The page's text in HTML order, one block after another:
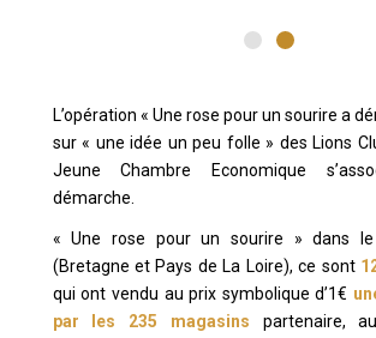
L’opération « Une rose pour un sourire a
sur « une idée un peu folle » des Lions
Jeune Chambre Economique
démarche.
« Une rose pour un sourire » dans le
(Bretagne et Pays de La Loire), ce sont
qui ont vendu au prix symbolique d’1€
par les 235 magasins partenaire,